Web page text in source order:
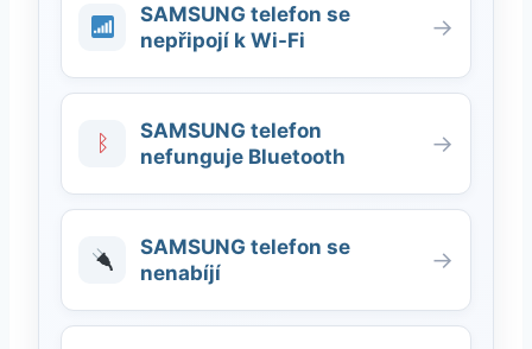
SAMSUNG telefon se
nepřipojí k Wi-Fi
→
ᛒ
SAMSUNG telefon
nefunguje Bluetooth
→
SAMSUNG telefon se
nenabíjí
→